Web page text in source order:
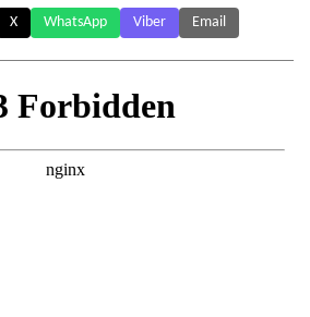
X WhatsApp Viber Email